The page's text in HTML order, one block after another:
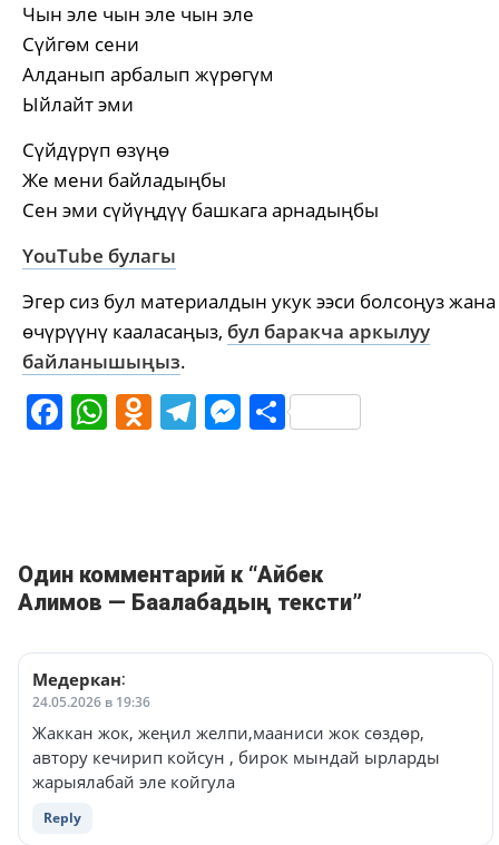
Чын эле чын эле чын эле
Сүйгөм сени
Алданып арбалып жүрөгүм
Ыйлайт эми
Сүйдүрүп өзүңө
Же мени байладыңбы
Сен эми сүйүңдүү башкага арнадыңбы
YouTube булагы
Эгер сиз бул материалдын укук ээси болсоңуз жана
өчүрүүнү кааласаңыз, бул баракча аркылуу
байланышыңыз.
Facebook
WhatsApp
Odnoklassniki
Telegram
Messenger
Share
Один комментарий к “Айбек
Алимов — Баалабадың тексти”
Медеркан:
24.05.2026 в 19:36
Жаккан жок, жеңил желпи,мааниси жок сөздөр,
автору кечирип койсун , бирок мындай ырларды
жарыялабай эле койгула
Reply